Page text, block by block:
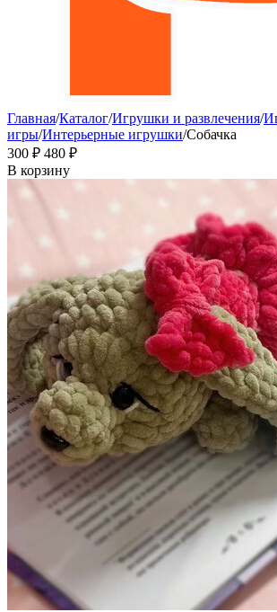
Главная/Каталог/Игрушки и развлечения/
игры/Интерьерные игрушки/Собачка
‍300‍ ₽ ‍480‍ ₽
В корзину